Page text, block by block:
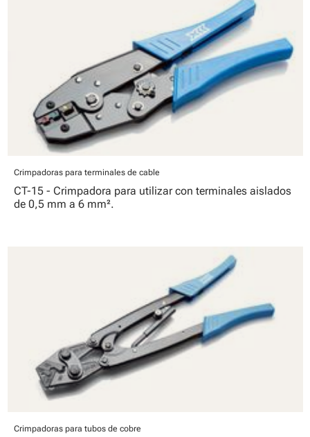
Crimpadoras para terminales de cable
CT-15 - Crimpadora para utilizar con terminales aislados
de 0,5 mm a 6 mm².
Crimpadoras para tubos de cobre